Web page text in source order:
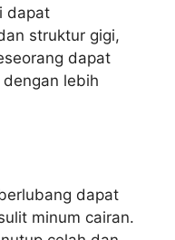
dapat
struktur gigi,
dapat
lebih
dapat
minum cairan.